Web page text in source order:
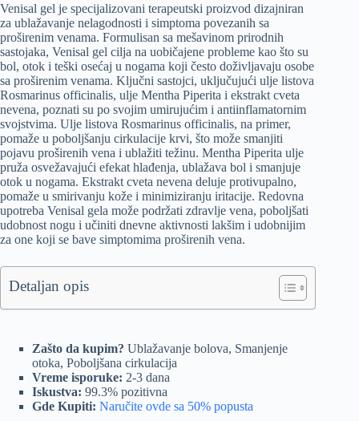
Venisal gel je specijalizovani terapeutski proizvod dizajniran
za ublažavanje nelagodnosti i simptoma povezanih sa
proširenim venama. Formulisan sa mešavinom prirodnih
sastojaka, Venisal gel cilja na uobičajene probleme kao što su
bol, otok i teški osećaj u nogama koji često doživljavaju osobe
sa proširenim venama. Ključni sastojci, uključujući ulje listova
Rosmarinus officinalis, ulje Mentha Piperita i ekstrakt cveta
nevena, poznati su po svojim umirujućim i antiinflamatornim
svojstvima. Ulje listova Rosmarinus officinalis, na primer,
pomaže u poboljšanju cirkulacije krvi, što može smanjiti
pojavu proširenih vena i ublažiti težinu. Mentha Piperita ulje
pruža osvežavajući efekat hlađenja, ublažava bol i smanjuje
otok u nogama. Ekstrakt cveta nevena deluje protivupalno,
pomaže u smirivanju kože i minimiziranju iritacije. Redovna
upotreba Venisal gela može podržati zdravlje vena, poboljšati
udobnost nogu i učiniti dnevne aktivnosti lakšim i udobnijim
za one koji se bave simptomima proširenih vena.
Detaljan opis
Zašto da kupim? Ublažavanje bolova, Smanjenje
otoka, Poboljšana cirkulacija
Vreme isporuke: 2-3 dana
Iskustva: 99.3% pozitivna
Gde Kupiti: Naručite ovde sa 50% popusta